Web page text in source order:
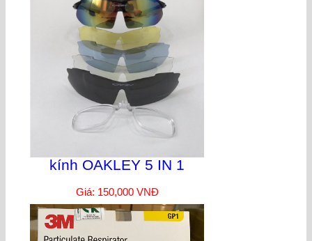
kính OAKLEY 5 IN 1
Giá: 150,000 VNĐ